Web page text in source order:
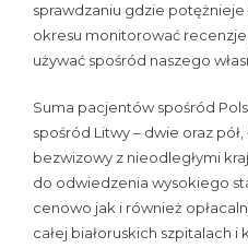
sprawdzaniu gdzie potężnieje
okresu monitorować
używać spośród naszego
Suma pacjentów spośród
spośród Litwy – dwie oraz
bezwizowy z nieodległymi
do odwiedzenia wysokiego
cenowo jak i również
całej białoruskich szpitalach i